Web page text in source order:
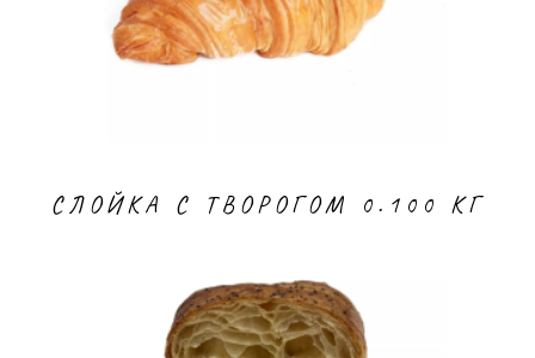
СЛОЙКА С ТВОРОГОМ 0.100 КГ